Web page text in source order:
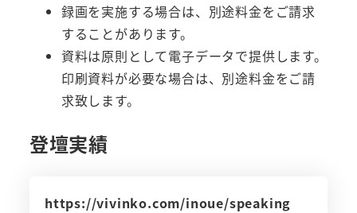
録画を実施する場合は、別途料金をご請求
することがあります。
資料は原則として電子データで提供します。
印刷資料が必要な場合は、別途料金をご請
求致します。
登壇実績
https://vivinko.com/inoue/speaking